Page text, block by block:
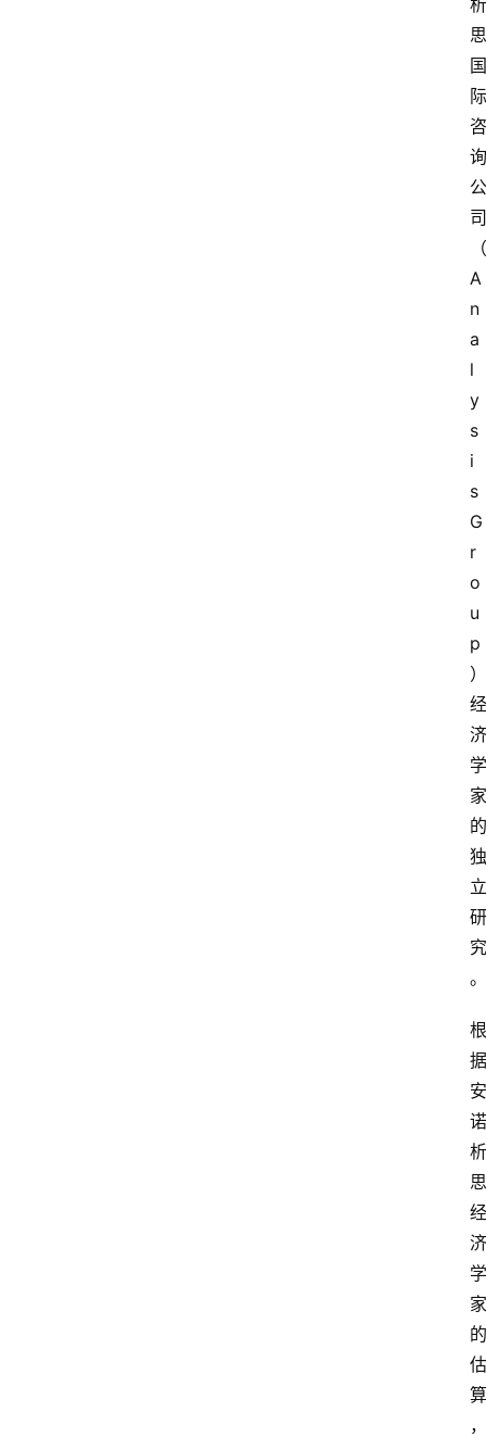
析
思
国
际
咨
询
公
司
（
A
n
a
l
y
s
i
s
G
r
o
u
p
）
经
济
学
家
的
独
立
研
究
。
根
据
安
诺
析
思
经
济
学
家
的
估
算
，